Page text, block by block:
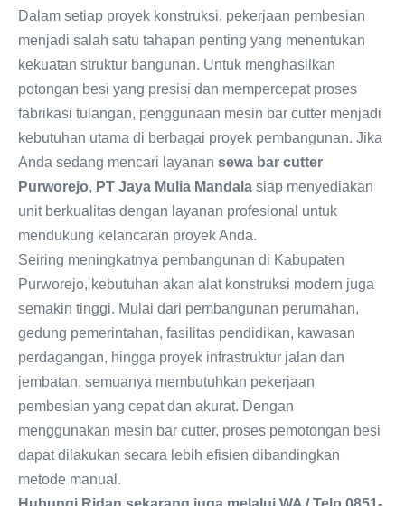
Dalam setiap proyek konstruksi, pekerjaan pembesian
menjadi salah satu tahapan penting yang menentukan
kekuatan struktur bangunan. Untuk menghasilkan
potongan besi yang presisi dan mempercepat proses
fabrikasi tulangan, penggunaan mesin bar cutter menjadi
kebutuhan utama di berbagai proyek pembangunan. Jika
Anda sedang mencari layanan sewa bar cutter
Purworejo, PT Jaya Mulia Mandala siap menyediakan
unit berkualitas dengan layanan profesional untuk
mendukung kelancaran proyek Anda.
Seiring meningkatnya pembangunan di Kabupaten
Purworejo, kebutuhan akan alat konstruksi modern juga
semakin tinggi. Mulai dari pembangunan perumahan,
gedung pemerintahan, fasilitas pendidikan, kawasan
perdagangan, hingga proyek infrastruktur jalan dan
jembatan, semuanya membutuhkan pekerjaan
pembesian yang cepat dan akurat. Dengan
menggunakan mesin bar cutter, proses pemotongan besi
dapat dilakukan secara lebih efisien dibandingkan
metode manual.